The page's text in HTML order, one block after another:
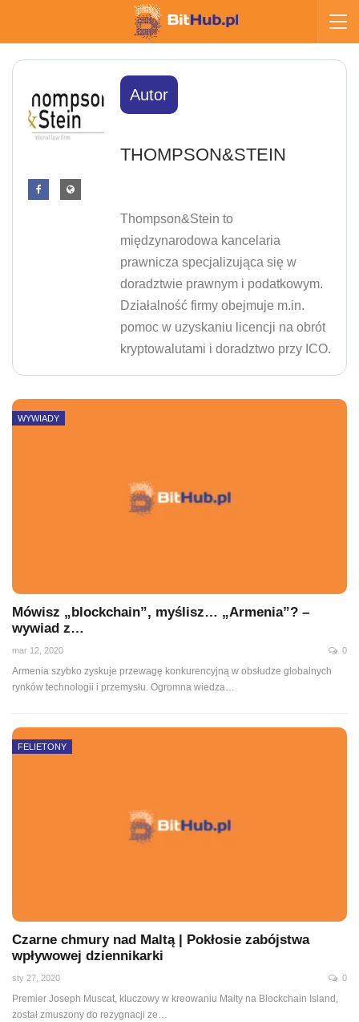
Autor
THOMPSON&STEIN
Thompson&Stein to
międzynarodowa kancelaria
prawnicza specjalizująca się w
doradztwie prawnym i podatkowym.
Działalność firmy obejmuje m.in.
pomoc w uzyskaniu licencji na obrót
kryptowalutami i doradztwo przy ICO.
WYWIADY
Mówisz „blockchain”, myślisz… „Armenia”? –
wywiad z…
mar 12, 2020 0
Armenia szybko zyskuje przewagę konkurencyjną w obsłudze globalnych
rynków technologii i przemysłu. Ogromna wiedza
FELIETONY
Czarne chmury nad Maltą | Pokłosie zabójstwa
wpływowej dziennikarki
sty 27, 2020 0
Premier Joseph Muscat, kluczowy w kreowaniu Malty na Blockchain Island,
został zmuszony do rezygnacji ze…